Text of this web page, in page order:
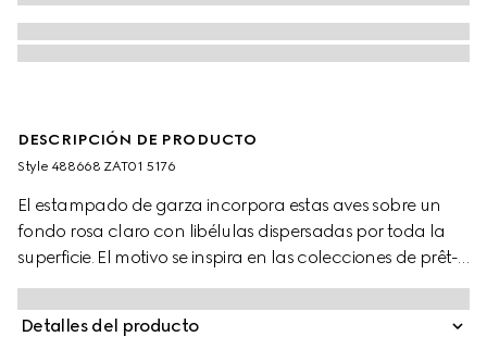
DESCRIPCIÓN DE PRODUCTO
Style ‎488668 ZAT01 5176
El estampado de garza incorpora estas aves sobre un
fondo rosa claro con libélulas dispersadas por toda la
superficie. El motivo se inspira en las colecciones de prêt-
à-porter de Gucci.
Detalles del producto